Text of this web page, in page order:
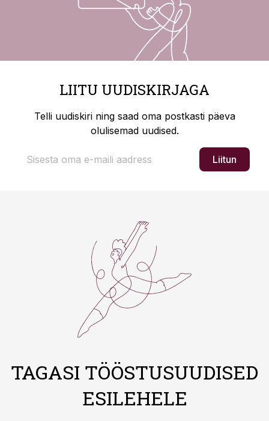
LIITU UUDISKIRJAGA
Telli uudiskiri ning saad oma postkasti päeva
olulisemad uudised.
Liitun
TAGASI TÖÖSTUSUUDISED
ESILEHELE